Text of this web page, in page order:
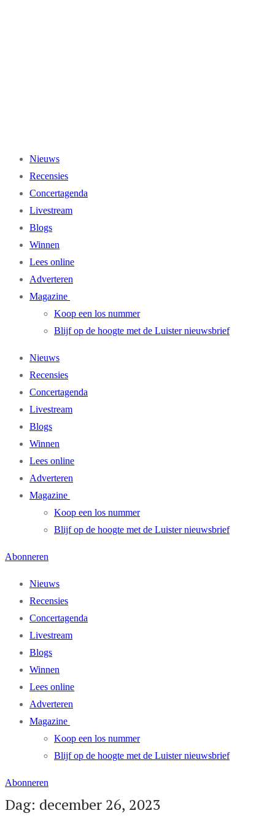
Nieuws
Recensies
Concertagenda
Livestream
Blogs
Winnen
Lees online
Adverteren
Magazine
Koop een los nummer
Blijf op de hoogte met de Luister nieuwsbrief
Nieuws
Recensies
Concertagenda
Livestream
Blogs
Winnen
Lees online
Adverteren
Magazine
Koop een los nummer
Blijf op de hoogte met de Luister nieuwsbrief
Abonneren
Nieuws
Recensies
Concertagenda
Livestream
Blogs
Winnen
Lees online
Adverteren
Magazine
Koop een los nummer
Blijf op de hoogte met de Luister nieuwsbrief
Abonneren
Dag: december 26, 2023